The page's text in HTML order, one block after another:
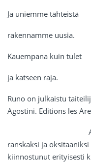
Ja uniemme tähteistä
rakennamme uusia.
Kauempana kuin tulet
ja katseen raja.
Runo on julkaistu
Agostini. Editions les
ranskaksi ja
kiinnostunut erityisesti